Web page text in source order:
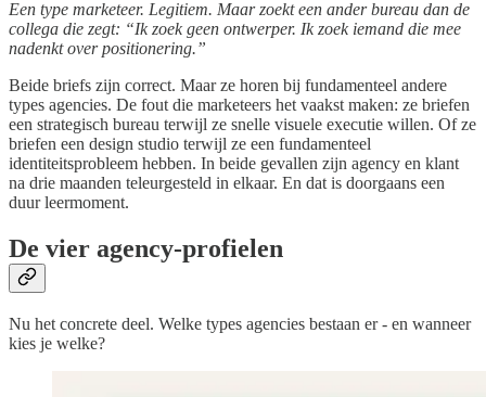
Een type marketeer. Legitiem. Maar zoekt een ander bureau dan de
collega die zegt: “Ik zoek geen ontwerper. Ik zoek iemand die mee
nadenkt over positionering.”
Beide briefs zijn correct. Maar ze horen bij fundamenteel andere
types agencies. De fout die marketeers het vaakst maken: ze briefen
een strategisch bureau terwijl ze snelle visuele executie willen. Of ze
briefen een design studio terwijl ze een fundamenteel
identiteitsprobleem hebben. In beide gevallen zijn agency en klant
na drie maanden teleurgesteld in elkaar. En dat is doorgaans een
duur leermoment.
De vier agency-profielen
Nu het concrete deel. Welke types agencies bestaan er - en wanneer
kies je welke?